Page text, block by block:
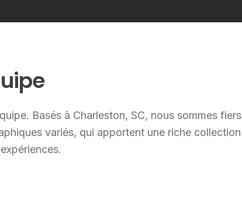
Basés à Charleston, SC, nous sommes fiers
variés, qui apportent une riche collection